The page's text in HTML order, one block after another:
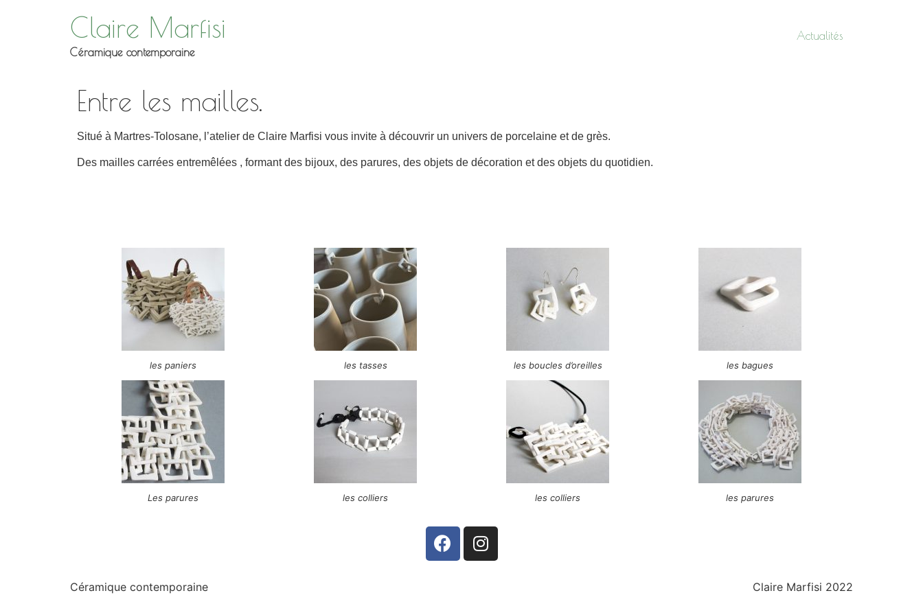
Claire Marfisi
Céramique contemporaine
Actualités
Entre les mailles.
Situé à Martres-Tolosane, l’atelier de Claire Marfisi vous invite à découvrir un univers de porcelaine et de grès.
Des mailles carrées entremêlées , formant des bijoux, des parures, des objets de décoration et des objets du quotidien.
les paniers les tasses les boucles d’oreilles les bagues
Les parures les colliers les colliers les parures
Céramique contemporaine Claire Marfisi 2022